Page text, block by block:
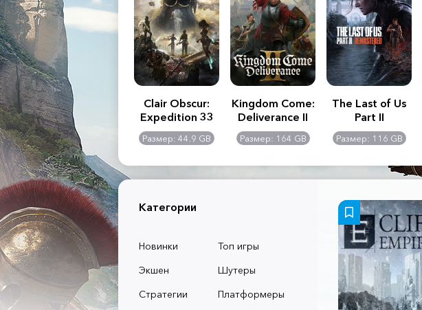
2:
-
GB
Assassin's Creed
Shadows
Размер: 117 GB
Clair Obscur:
Expedition 33
Размер: 44.9 GB
Kingdom Come:
Deliverance II
Размер: 164 GB
The Last of Us
Part II
Remastered
Размер: 116 GB
Категории
Новинки
Топ игры
Экшен
Шутеры
Стратегии
Платформеры